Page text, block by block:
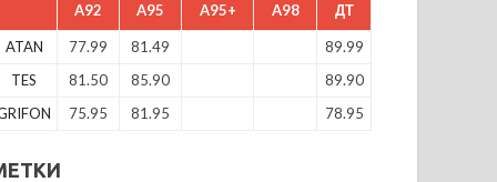
A92 A95 A95+ A98 ДТ
ATAN 77.99 81.49
89.99
TES
81.50 85.90
89.90
75.95 81.95 78.95